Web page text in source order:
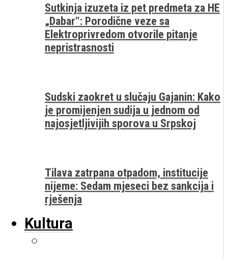
Sutkinja izuzeta iz pet predmeta za HE
„Dabar“: Porodične veze sa
Elektroprivredom otvorile pitanje
nepristrasnosti
Sudski zaokret u slučaju Gajanin: Kako
je promijenjen sudija u jednom od
najosjetljivijih sporova u Srpskoj
Tilava zatrpana otpadom, institucije
nijeme: Sedam mjeseci bez sankcija i
rješenja
Kultura